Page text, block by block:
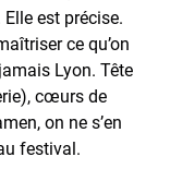
Elle est précise.
ce qu’on
Lyon. Tête
cœurs de
on ne s’en
festival.